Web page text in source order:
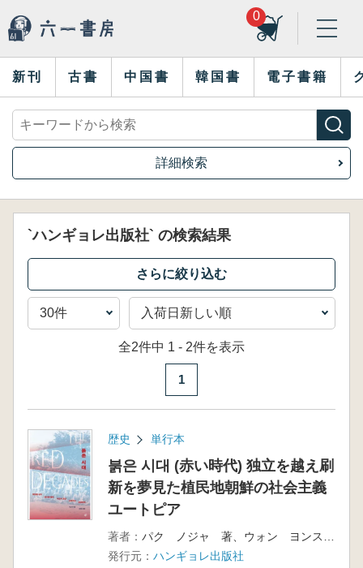
0
新刊 古書 中国書 韓国書 電子書籍
詳細検索
`ハンギョレ出版社` の検索結果
全2件中 1 - 2件を表示
1
歴史 単行本
붉은 시대 (赤い時代) 独立を越え刷
新を夢見た植民地朝鮮の社会主義
ユートピア
著者：
発行元： ハンギョレ出版社